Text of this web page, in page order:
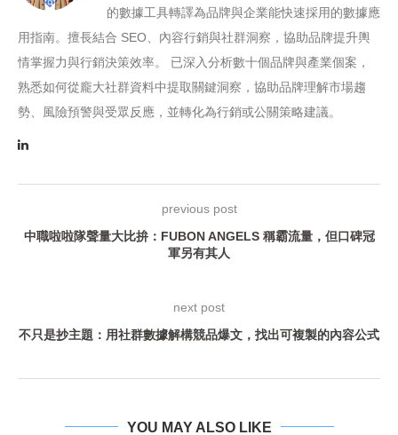
的數據工具轉譯為品牌與企業能快速採用的數據應
用指南。擅長結合 SEO、內容行銷與社群洞察，協助品牌提升輿
情掌握力與行銷決策效率。 已深入分析數十個品牌與產業個案，
熟悉如何從龐大社群資料中提取關鍵洞察，協助品牌理解市場趨
勢、風險預警與受眾反應，並轉化為行銷或公關策略建議。
previous post
中職啦啦隊聲量大比拚：FUBON ANGELS 稱霸流量，但口碑冠
軍另有其人
next post
不只是抄主題：用社群數據解構競品爆文，找出可複製的內容公式
YOU MAY ALSO LIKE